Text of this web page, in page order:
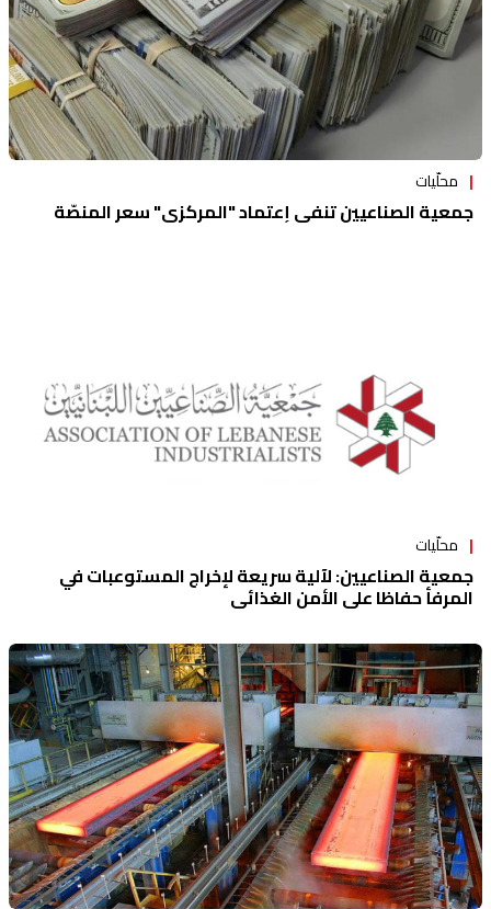
محلّيات
جمعية الصناعيين تنفي إعتماد "المركزي" سعر المنصّة
محلّيات
جمعية الصناعيين: لآلية سريعة لإخراج المستوعبات في
المرفأ حفاظا على الأمن الغذائي